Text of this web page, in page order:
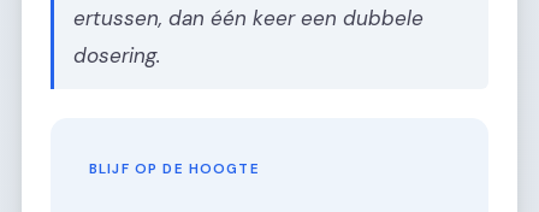
ertussen, dan één keer een dubbele
dosering.
BLIJF OP DE HOOGTE